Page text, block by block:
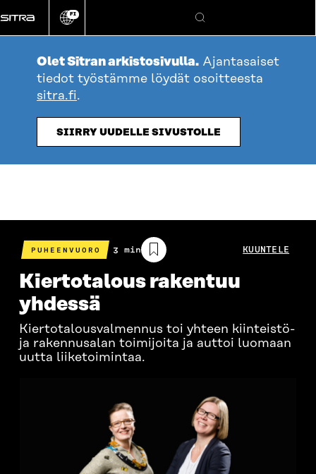
suoraan
sisältöön
Vaihda
kieli
FI
Hae
Olet Sitran arkistosivulla. Ajantasaiset
tiedot työstämme löydät osoitteesta
sitra.fi.
SIIRRY UUDELLE SIVUSTOLLE
PUHEENVUORO
Arvioitu
lukuaika
3 min KUUNTELE
Kiertotalous rakentuu
yhdessä
Kiertotalousvalmennus toi yhteen kiinteistö-
ja rakennusalan toimijoita ja auttoi luomaan
uutta liiketoimintaa.